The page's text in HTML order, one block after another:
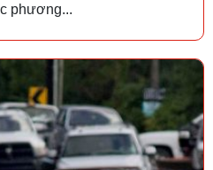
phương...